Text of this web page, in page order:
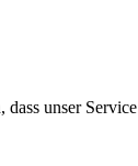
unser